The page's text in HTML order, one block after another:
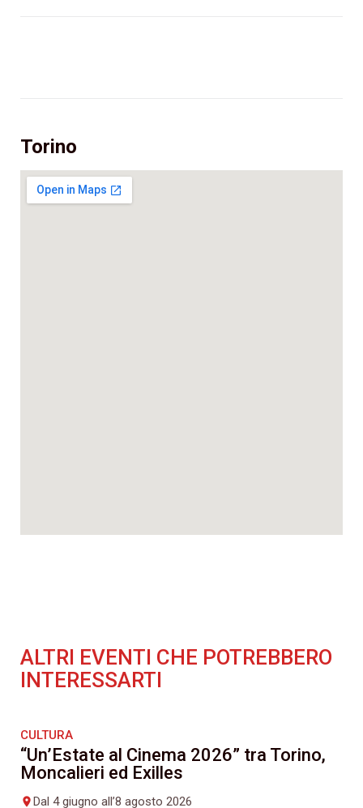
Torino
ALTRI EVENTI CHE POTREBBERO
INTERESSARTI
CULTURA
“Un’Estate al Cinema 2026” tra Torino,
Moncalieri ed Exilles
placeDal 4 giugno all’8 agosto 2026